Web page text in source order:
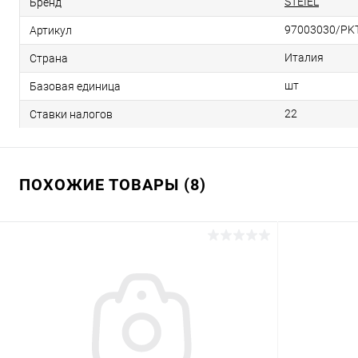
Артикул 97003030/
Страна Италия
Базовая единица шт
Ставки налогов 22
ПОХОЖИЕ ТОВАРЫ (8)